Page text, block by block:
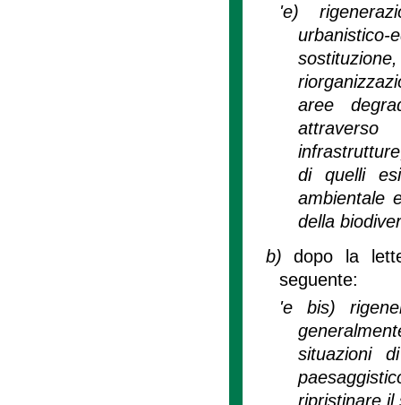
'e)
aree
di quelli
ambientale
della
b)dopo la
seguente:
'e bis)
situazioni
ripristinare il